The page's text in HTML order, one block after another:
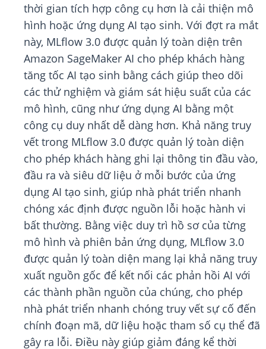
thời gian tích hợp công cụ hơn là cải thiện mô
hình hoặc ứng dụng AI tạo sinh. Với đợt ra mắt
này, MLflow 3.0 được quản lý toàn diện trên
Amazon SageMaker AI cho phép khách hàng
tăng tốc AI tạo sinh bằng cách giúp theo dõi
các thử nghiệm và giám sát hiệu suất của các
mô hình, cũng như ứng dụng AI bằng một
công cụ duy nhất dễ dàng hơn. Khả năng truy
vết trong MLflow 3.0 được quản lý toàn diện
cho phép khách hàng ghi lại thông tin đầu vào,
đầu ra và siêu dữ liệu ở mỗi bước của ứng
dụng AI tạo sinh, giúp nhà phát triển nhanh
chóng xác định được nguồn lỗi hoặc hành vi
bất thường. Bằng việc duy trì hồ sơ của từng
mô hình và phiên bản ứng dụng, MLflow 3.0
được quản lý toàn diện mang lại khả năng truy
xuất nguồn gốc để kết nối các phản hồi AI với
các thành phần nguồn của chúng, cho phép
nhà phát triển nhanh chóng truy vết sự cố đến
chính đoạn mã, dữ liệu hoặc tham số cụ thể đã
gây ra lỗi. Điều này giúp giảm đáng kể thời